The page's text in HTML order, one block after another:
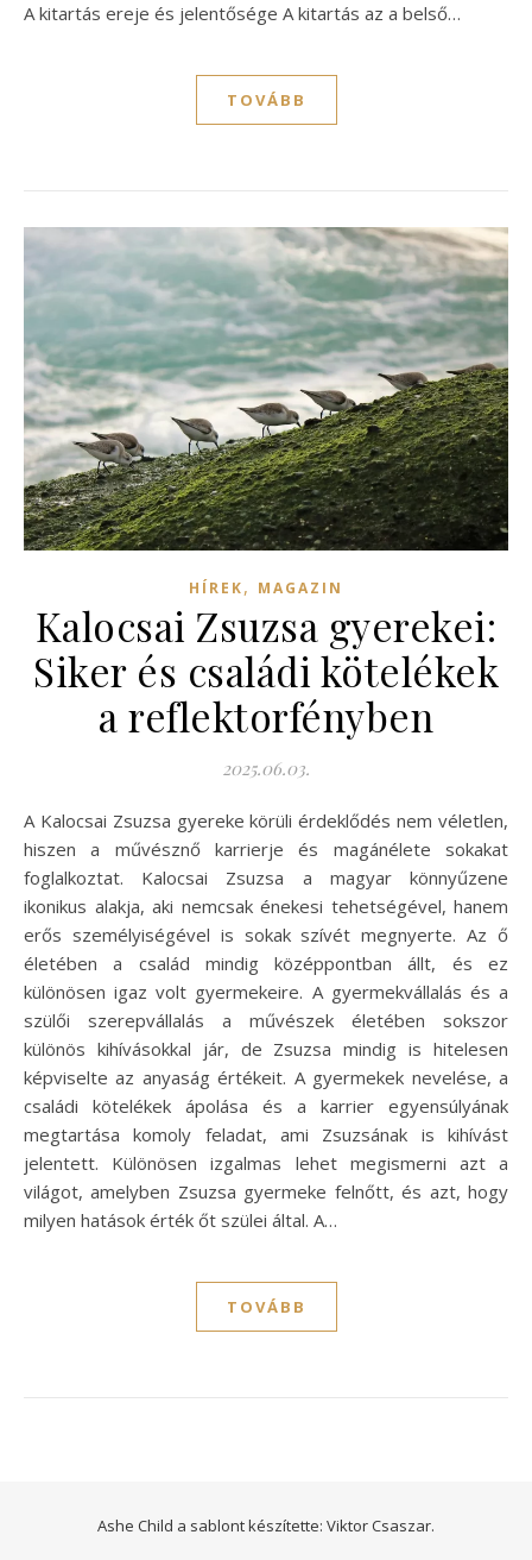
A kitartás ereje és jelentősége A kitartás az a belső…
TOVÁBB
HÍREK, MAGAZIN
Kalocsai Zsuzsa gyerekei:
Siker és családi kötelékek
a reflektorfényben
2025.06.03.
A Kalocsai Zsuzsa gyereke körüli érdeklődés nem véletlen,
hiszen a művésznő karrierje és magánélete sokakat
foglalkoztat. Kalocsai Zsuzsa a magyar könnyűzene
ikonikus alakja, aki nemcsak énekesi tehetségével, hanem
erős személyiségével is sokak szívét megnyerte. Az ő
életében a család mindig középpontban állt, és ez
különösen igaz volt gyermekeire. A gyermekvállalás és a
szülői szerepvállalás a művészek életében sokszor
különös kihívásokkal jár, de Zsuzsa mindig is hitelesen
képviselte az anyaság értékeit. A gyermekek nevelése, a
családi kötelékek ápolása és a karrier egyensúlyának
megtartása komoly feladat, ami Zsuzsának is kihívást
jelentett. Különösen izgalmas lehet megismerni azt a
világot, amelyben Zsuzsa gyermeke felnőtt, és azt, hogy
milyen hatások érték őt szülei által. A…
TOVÁBB
Ashe Child a sablont készítette: Viktor Csaszar.